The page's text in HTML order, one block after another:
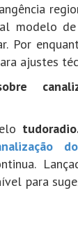
modelo
Por
ajustes
para